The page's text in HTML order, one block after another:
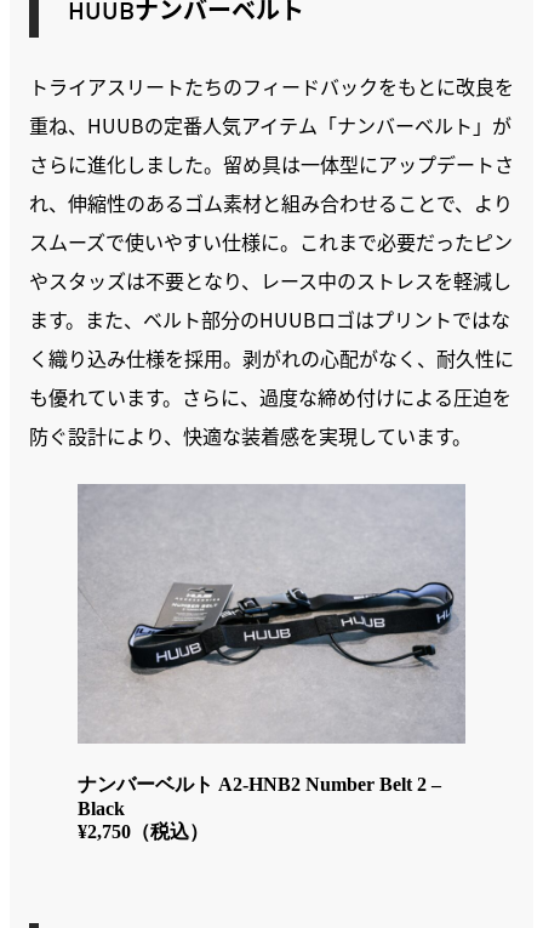
HUUBナンバーベルト
トライアスリートたちのフィードバックをもとに改良を
重ね、HUUBの定番人気アイテム「ナンバーベルト」が
さらに進化しました。留め具は一体型にアップデートさ
れ、伸縮性のあるゴム素材と組み合わせることで、より
スムーズで使いやすい仕様に。これまで必要だったピン
やスタッズは不要となり、レース中のストレスを軽減し
ます。また、ベルト部分のHUUBロゴはプリントではな
く織り込み仕様を採用。剥がれの心配がなく、耐久性に
も優れています。さらに、過度な締め付けによる圧迫を
防ぐ設計により、快適な装着感を実現しています。
ナンバーベルト A2-HNB2 Number Belt 2 –
Black
¥2,750（税込）